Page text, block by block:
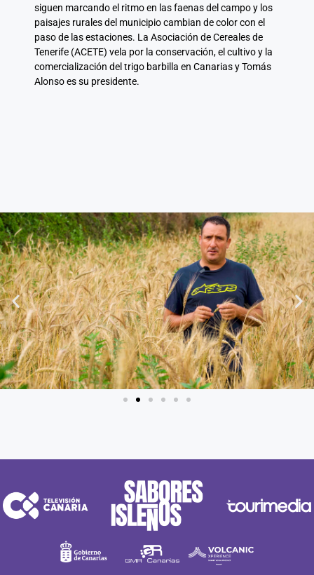
siguen marcando el ritmo en las faenas del campo y los
paisajes rurales del municipio cambian de color con el
paso de las estaciones. La Asociación de Cereales de
Tenerife (ACETE) vela por la conservación, el cultivo y la
comercialización del trigo barbilla en Canarias yTomás
Alonsoes su presidente.